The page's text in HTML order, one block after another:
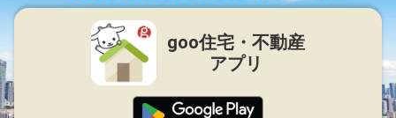
goo住宅・不動産
アプリ